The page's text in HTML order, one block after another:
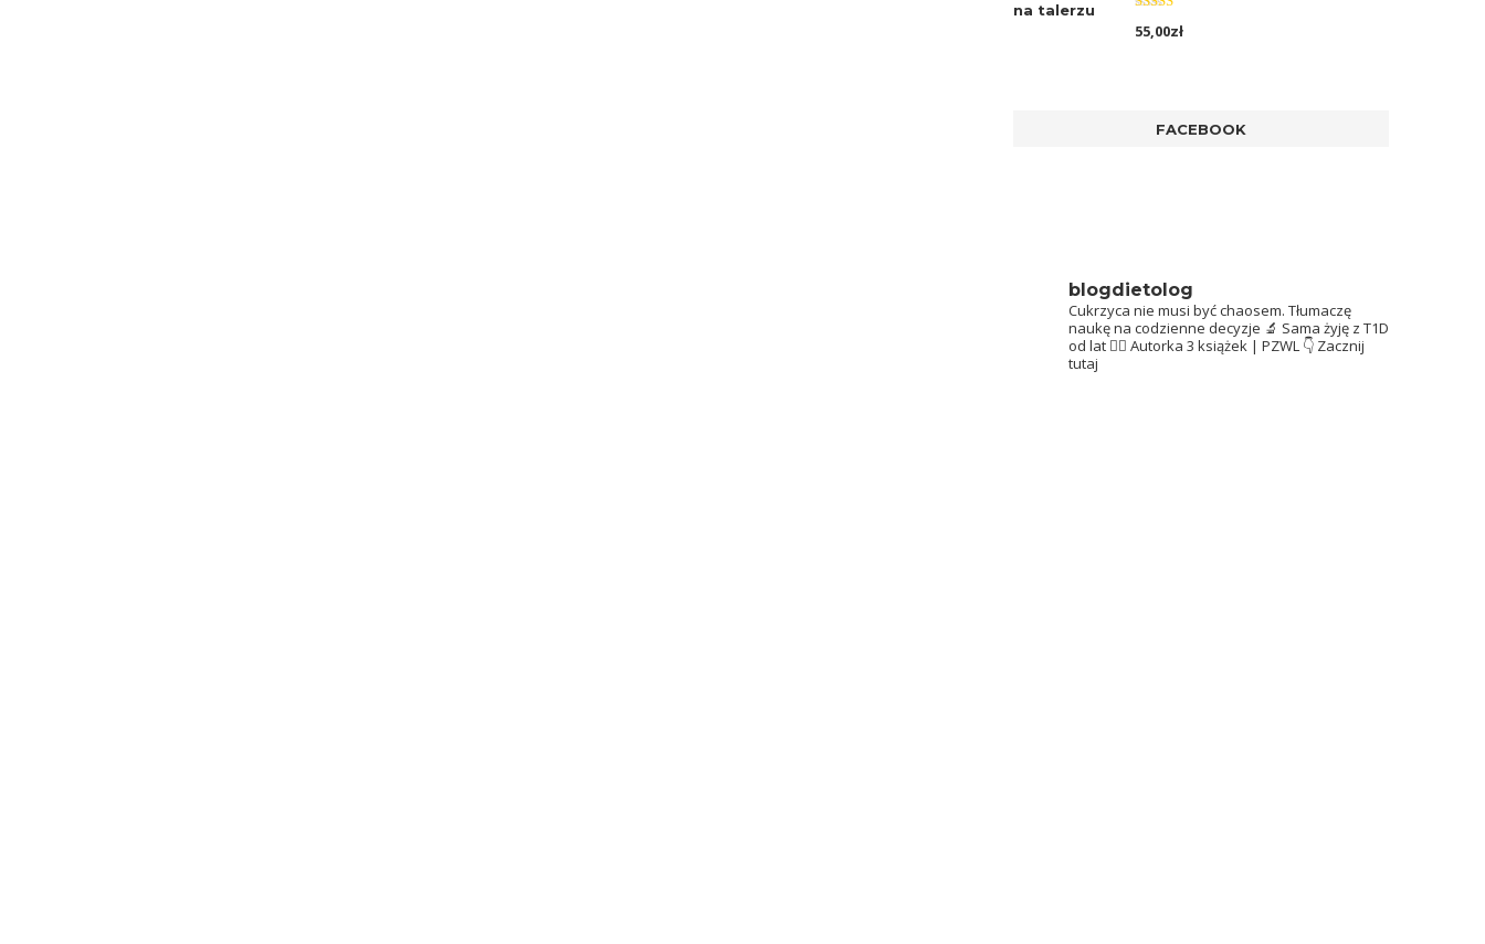
Oceniono
5.00na 5
55,00zł
FACEBOOK
blogdietolog
Cukrzyca nie musi być chaosem. Tłumaczę
naukę na codzienne decyzje 🔬 Sama żyję z T1D
od lat 👩‍⚕️ Autorka 3 książek | PZWL 👇 Zacznij
tutaj